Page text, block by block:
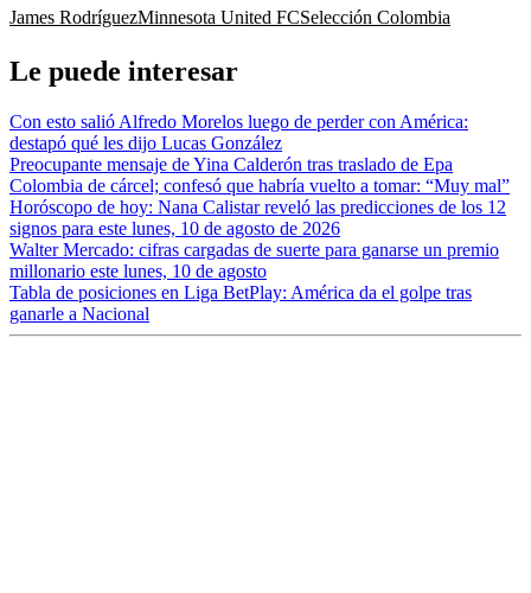
James RodríguezMinnesota United FCSelección Colombia
Le puede interesar
Con esto salió Alfredo Morelos luego de perder con América:
destapó qué les dijo Lucas González
Preocupante mensaje de Yina Calderón tras traslado de Epa
Colombia de cárcel; confesó que habría vuelto a tomar: “Muy mal”
Horóscopo de hoy: Nana Calistar reveló las predicciones de los 12
signos para este lunes, 10 de agosto de 2026
Walter Mercado: cifras cargadas de suerte para ganarse un premio
millonario este lunes, 10 de agosto
Tabla de posiciones en Liga BetPlay: América da el golpe tras
ganarle a Nacional